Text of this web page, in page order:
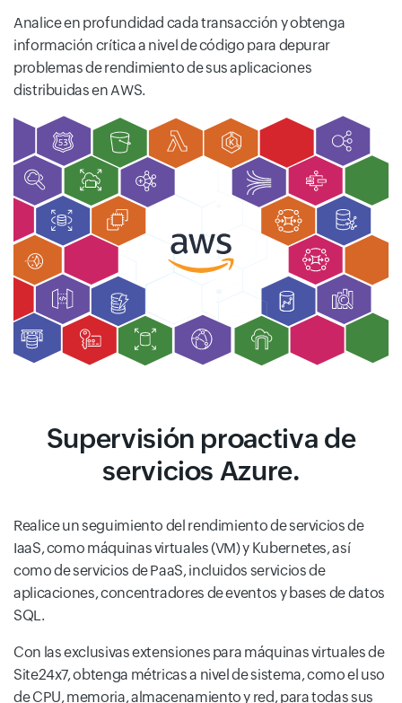
Analice en profundidad cada transacción y obtenga
información crítica a nivel de código para depurar
problemas de rendimiento de sus aplicaciones
distribuidas en AWS.
Supervisión proactiva de
servicios Azure.
Realice un seguimiento del rendimiento de servicios de
IaaS, como máquinas virtuales (VM) y Kubernetes, así
como de servicios de PaaS, incluidos servicios de
aplicaciones, concentradores de eventos y bases de datos
SQL.
Con las exclusivas extensiones para máquinas virtuales de
Site24x7, obtenga métricas a nivel de sistema, como el uso
de CPU, memoria, almacenamiento y red, para todas sus